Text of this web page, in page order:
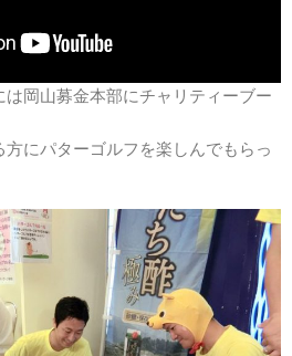
岡山募金本部にチャリティーブー
にパターゴルフを楽しんでもらっ